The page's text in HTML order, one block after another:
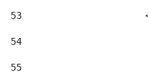
53
54
55